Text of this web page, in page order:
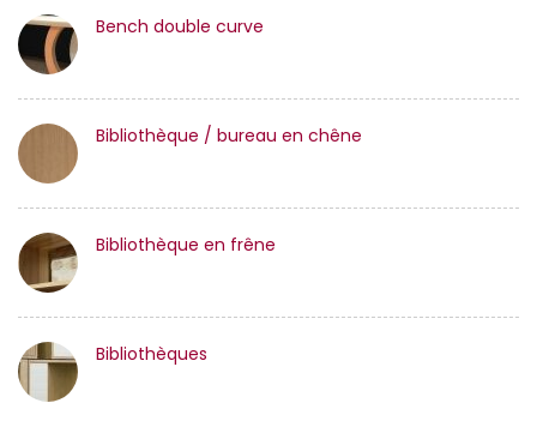
Bench double curve
Bibliothèque / bureau en chêne
Bibliothèque en frêne
Bibliothèques